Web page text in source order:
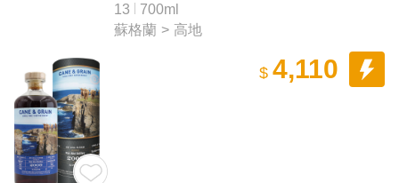
#3005」單一麥芽蘇格蘭威士忌原酒
13
700ml
蘇格蘭 > 高地
$ 4,110